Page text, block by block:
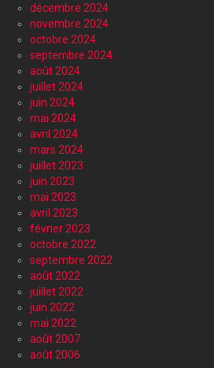
décembre 2024
novembre 2024
octobre 2024
septembre 2024
août 2024
juillet 2024
juin 2024
mai 2024
avril 2024
mars 2024
juillet 2023
juin 2023
mai 2023
avril 2023
février 2023
octobre 2022
septembre 2022
août 2022
juillet 2022
juin 2022
mai 2022
août 2007
août 2006